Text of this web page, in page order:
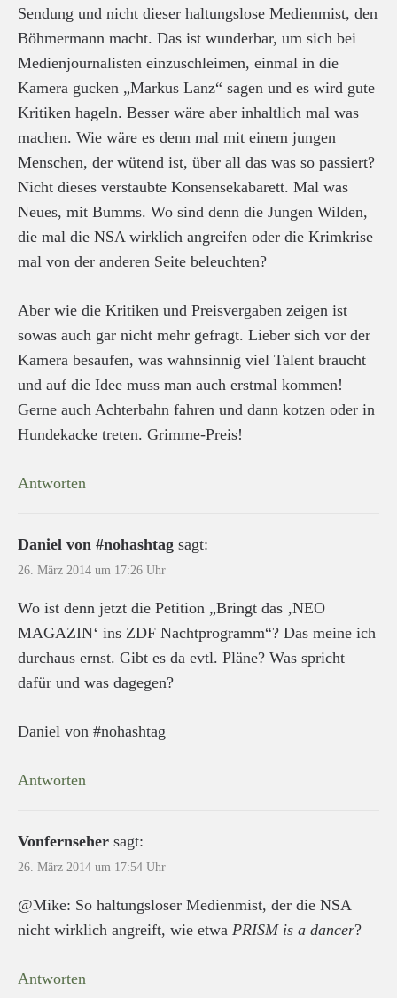
Sendung und nicht dieser haltungslose Medienmist, den
Böhmermann macht. Das ist wunderbar, um sich bei
Medienjournalisten einzuschleimen, einmal in die
Kamera gucken „Markus Lanz“ sagen und es wird gute
Kritiken hageln. Besser wäre aber inhaltlich mal was
machen. Wie wäre es denn mal mit einem jungen
Menschen, der wütend ist, über all das was so passiert?
Nicht dieses verstaubte Konsensekabarett. Mal was
Neues, mit Bumms. Wo sind denn die Jungen Wilden,
die mal die NSA wirklich angreifen oder die Krimkrise
mal von der anderen Seite beleuchten?
Aber wie die Kritiken und Preisvergaben zeigen ist
sowas auch gar nicht mehr gefragt. Lieber sich vor der
Kamera besaufen, was wahnsinnig viel Talent braucht
und auf die Idee muss man auch erstmal kommen!
Gerne auch Achterbahn fahren und dann kotzen oder in
Hundekacke treten. Grimme-Preis!
Antworten
Daniel von #nohashtag sagt:
26. März 2014 um 17:26 Uhr
Wo ist denn jetzt die Petition „Bringt das ‚NEO
MAGAZIN‘ ins ZDF Nachtprogramm“? Das meine ich
durchaus ernst. Gibt es da evtl. Pläne? Was spricht
dafür und was dagegen?
Daniel von #nohashtag
Antworten
Vonfernseher sagt:
26. März 2014 um 17:54 Uhr
@Mike: So haltungsloser Medienmist, der die NSA
nicht wirklich angreift, wie etwa PRISM is a dancer?
Antworten